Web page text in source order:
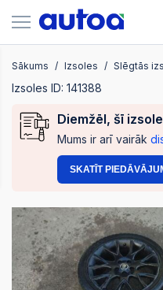
Sākums Izsoles Slēgtās
Izsoles ID: 141388
Diemžēl, šī
Mums ir arī vairāk
SKATĪT